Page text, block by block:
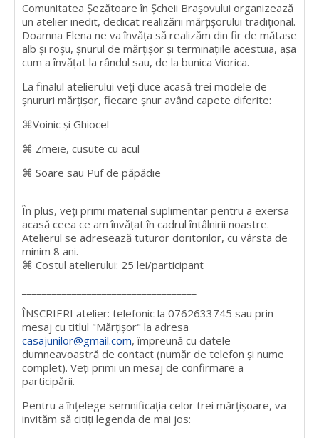
Comunitatea Șezătoare în Șcheii Brașovului organizează
un atelier inedit, dedicat realizării mărțișorului tradițional.
Doamna Elena ne va învăța să realizăm din fir de mătase
alb și roșu, șnurul de mărțișor și terminațiile acestuia, așa
cum a învățat la rândul sau, de la bunica Viorica.
La finalul atelierului veți duce acasă trei modele de
șnururi mărțișor, fiecare șnur având capete diferite:
⌘Voinic și Ghiocel
⌘ Zmeie, cusute cu acul
⌘ Soare sau Puf de păpădie
În plus, veți primi material suplimentar pentru a exersa
acasă ceea ce am învățat în cadrul întâlnirii noastre.
Atelierul se adresează tuturor doritorilor, cu vârsta de
minim 8 ani.
⌘ Costul atelierului: 25 lei/participant
ÎNSCRIERI atelier: telefonic la 0762633745 sau prin
mesaj cu titlul "Mărțișor" la adresa
casajunilor@gmail.com, împreună cu datele
dumneavoastră de contact (număr de telefon și nume
complet). Veți primi un mesaj de confirmare a
participării.
Pentru a înțelege semnificația celor trei mărțișoare, va
invităm să citiți legenda de mai jos: